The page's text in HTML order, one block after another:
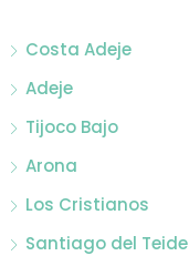
Costa Adeje
Adeje
Tijoco Bajo
Arona
Los Cristianos
Santiago del Teide